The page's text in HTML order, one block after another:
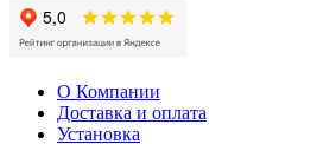
О Компании
Доставка и оплата
Установка